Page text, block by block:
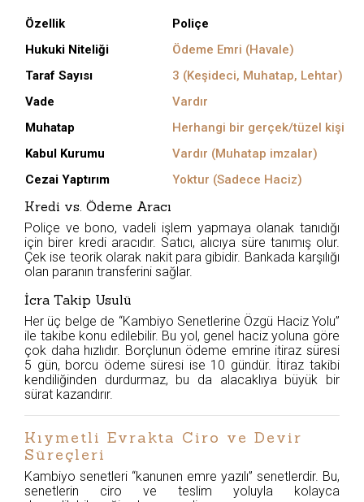
Özellik
Poliçe
Hukuki Niteliği
Ödeme Emri (Havale)
Taraf Sayısı
3 (Keşideci, Muhatap, Lehtar)
Vade
Vardır
Muhatap
Herhangi bir gerçek/tüzel kişi
Kabul Kurumu
Vardır (Muhatap imzalar)
Cezai Yaptırım
Yoktur (Sadece Haciz)
Kredi vs. Ödeme Aracı
Poliçe ve bono, vadeli işlem yapmaya olanak tanıdığı
için birer kredi aracıdır. Satıcı, alıcıya süre tanımış olur.
Çek ise teorik olarak nakit para gibidir. Bankada karşılığı
olan paranın transferini sağlar.
İcra Takip Usulü
Her üç belge de “Kambiyo Senetlerine Özgü Haciz Yolu”
ile takibe konu edilebilir. Bu yol, genel haciz yoluna göre
çok daha hızlıdır. Borçlunun ödeme emrine itiraz süresi
5 gün, borcu ödeme süresi ise 10 gündür. İtiraz takibi
kendiliğinden durdurmaz, bu da alacaklıya büyük bir
sürat kazandırır.
Kıymetli Evrakta Ciro ve Devir
Süreçleri
Kambiyo senetleri “kanunen emre yazılı” senetlerdir. Bu,
senetlerin ciro ve teslim yoluyla kolayca